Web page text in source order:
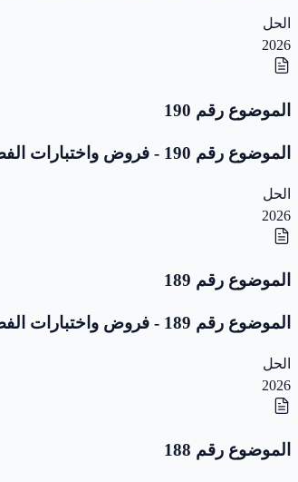
الحل
2026
الموضوع رقم 190
الموضوع رقم 190 - فروض واختبارات الفصل الثاني - اللغة العربية - 5 ابتدائي
الحل
2026
الموضوع رقم 189
الموضوع رقم 189 - فروض واختبارات الفصل الثاني - اللغة العربية - 5 ابتدائي
الحل
2026
الموضوع رقم 188